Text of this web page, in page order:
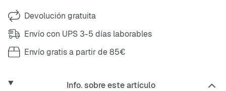
Devolución gratuita
Envío con UPS 3-5 días laborables
Envío gratis a partir de 85€
Info. sobre este artículo